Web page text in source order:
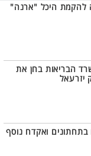
להקמת היכל "ארנה"
הבריאות בחן את
יזרעאל
ואקדח נוסף